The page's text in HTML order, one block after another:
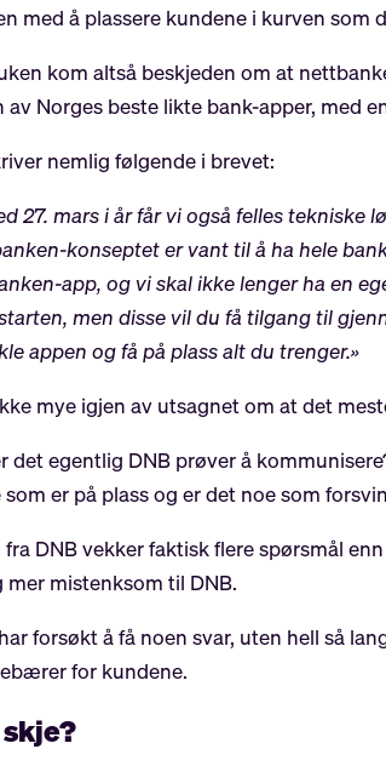
med å plassere kundene i kurven som
kom altså beskjeden om at
av Norges beste likte bank-apper, med
nemlig følgende i brevet:
27. mars i år får vi også felles
konseptet er vant til å ha hele
app, og vi skal ikke lenger ha en
men disse vil du få tilgang til
appen og få på plass alt du trenger.»
mye igjen av utsagnet om at det
det egentlig DNB prøver å
er på plass og er det noe som
fra DNB vekker faktisk flere spørsmål
mer mistenksom til DNB.
forsøkt å få noen svar, uten hell så
for kundene.